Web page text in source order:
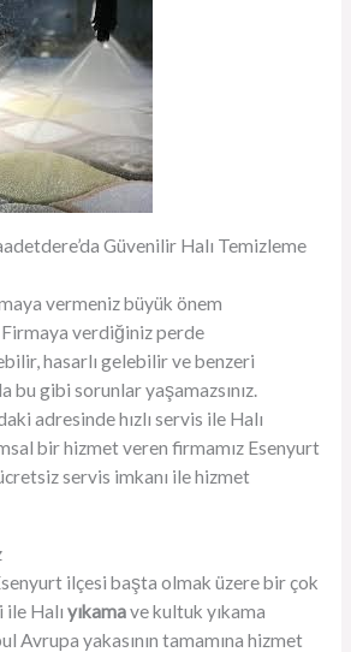
Güvenilir Halı Temizleme
vermeniz büyük önem
Firmaya verdiğiniz perde
hasarlı gelebilir ve benzeri
bu gibi sorunlar yaşamazsınız.
adresinde hızlı servis ile Halı
bir hizmet veren firmamız Esenyurt
servis imkanı ile hizmet
ilçesi başta olmak üzere bir çok
Halı yıkamave kultuk yıkama
Avrupa yakasının tamamına hizmet